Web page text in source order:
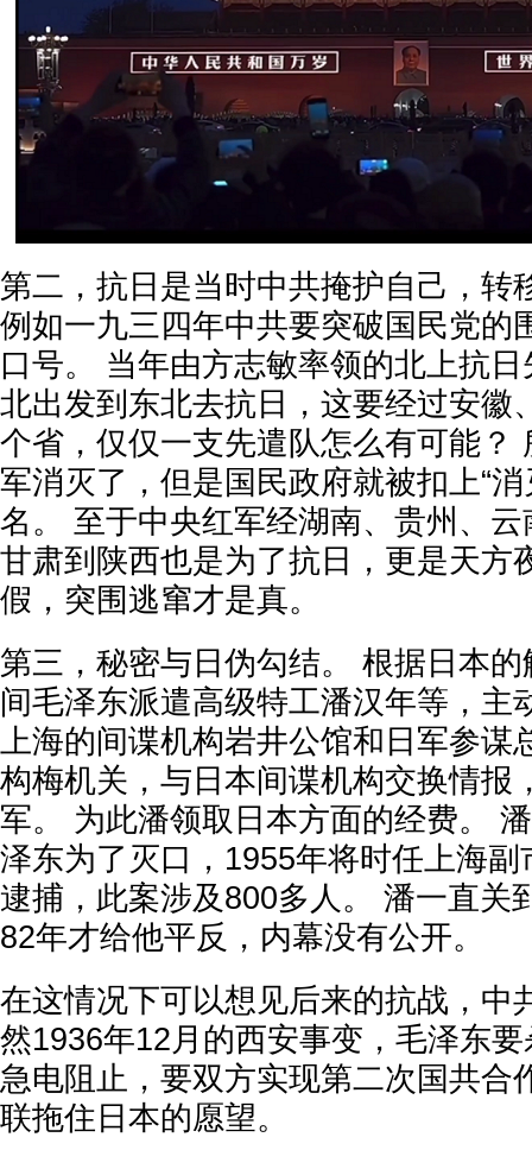
第二，抗日是当时中共掩护自己，转
例如一九三四年中共要突破国民党的
口号。 当年由方志敏率领的北上抗
北出发到东北去抗日，这要经过安徽
个省，仅仅一支先遣队怎么有可能？
军消灭了，但是国民政府就被扣上“
名。 至于中央红军经湖南、贵州、
甘肃到陕西也是为了抗日，更是天方
假，突围逃窜才是真。
第三，秘密与日伪勾结。 根据日本
间毛泽东派遣高级特工潘汉年等，主
上海的间谍机构岩井公馆和日军参谋
构梅机关，与日本间谍机构交换情报
军。 为此潘领取日本方面的经费。
泽东为了灭口，1955年将时任上海副
逮捕，此案涉及800多人。 潘一直关
82年才给他平反，内幕没有公开。
在这情况下可以想见后来的抗战，中
然1936年12月的西安事变，毛泽东
急电阻止，要双方实现第二次国共合
联拖住日本的愿望。